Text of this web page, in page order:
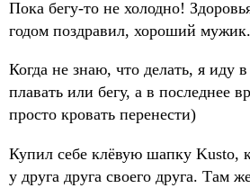
Пока бегу-то не холодно!
годом поздравил, хороший мужик.
Когда не знаю, что делать, я иду
плавать или бегу, а в последнее
просто кровать перенести)
Купил себе клёвую шапку Kusto,
у друга друга своего друга. Там